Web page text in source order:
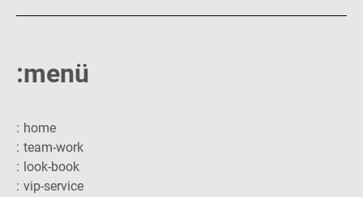
:menü
home
team-work
look-book
vip-service